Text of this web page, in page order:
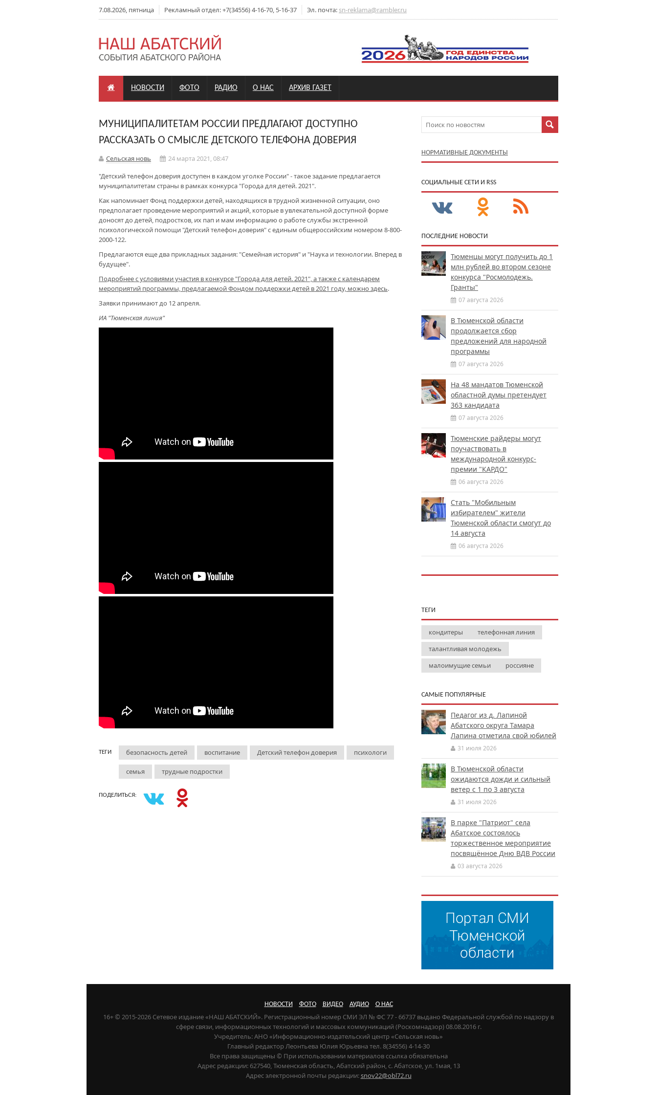
7.08.2026, пятница Рекламный отдел: +7(34556) 4-16-70, 5-16-37 Эл. почта: sn-reklama@rambler.ru
НОВОСТИ ФОТО РАДИО О НАС АРХИВ ГАЗЕТ
МУНИЦИПАЛИТЕТАМ РОССИИ ПРЕДЛАГАЮТ ДОСТУПНО
РАССКАЗАТЬ О СМЫСЛЕ ДЕТСКОГО ТЕЛЕФОНА ДОВЕРИЯ
Сельская новь
24 марта 2021, 08:47
"Детский телефон доверия доступен в каждом уголке России" - такое задание предлагается
муниципалитетам страны в рамках конкурса "Города для детей. 2021".
Как напоминает Фонд поддержки детей, находящихся в трудной жизненной ситуации, оно
предполагает проведение мероприятий и акций, которые в увлекательной доступной форме
доносят до детей, подростков, их пап и мам информацию о работе службы экстренной
психологической помощи "Детский телефон доверия" с единым общероссийским номером 8-800-
2000-122.
Предлагаются еще два прикладных задания: "Семейная история" и "Наука и технологии. Вперед в
будущее".
Подробнее с условиями участия в конкурсе "Города для детей. 2021", а также с календарем
мероприятий программы, предлагаемой Фондом поддержки детей в 2021 году, можно здесь.
Заявки принимают до 12 апреля.
ИА "Тюменская линия"
ТЕГИ безопасность детей воспитание Детский телефон доверия психологи
семья трудные подростки
ПОДЕЛИТЬСЯ:
НОРМАТИВНЫЕ ДОКУМЕНТЫ
CОЦИАЛЬНЫЕ СЕТИ И RSS
ПОСЛЕДНИЕ НОВОСТИ
Тюменцы могут получить до 1
млн рублей во втором сезоне
конкурса "Росмолодежь.
Гранты"
07 августа 2026
В Тюменской области
продолжается сбор
предложений для народной
программы
07 августа 2026
На 48 мандатов Тюменской
областной думы претендует
363 кандидата
07 августа 2026
Тюменские райдеры могут
поучаствовать в
международной конкурс-
премии "КАРДО"
06 августа 2026
Стать "Мобильным
избирателем" жители
Тюменской области смогут до
14 августа
06 августа 2026
ТЕГИ
кондитеры
телефонная линия
талантливая молодежь
малоимущие семьи
россияне
САМЫЕ ПОПУЛЯРНЫЕ
Педагог из д. Лапиной
Абатского округа Тамара
Лапина отметила свой юбилей
31 июля 2026
В Тюменской области
ожидаются дожди и сильный
ветер с 1 по 3 августа
31 июля 2026
В парке "Патриот" села
Абатское состоялось
торжественное мероприятие
посвящённое Дню ВДВ России
03 августа 2026
НОВОСТИ ФОТО ВИДЕО АУДИО О НАС
16+ © 2015-2026 Сетевое издание «НАШ АБАТСКИЙ». Регистрационный номер СМИ ЭЛ № ФС 77 - 66737 выдано Федеральной службой по надзору в
сфере связи, информационных технологий и массовых коммуникаций (Роскомнадзор) 08.08.2016 г.
Учредитель: АНО «Информационно-издательский центр «Сельская новь»
Главный редактор Леонтьева Юлия Юрьевна тел. 8(34556) 4-14-30
Все права защищены © При использовании материалов ссылка обязательна
Адрес редакции: 627540, Тюменская область, Абатский район, с. Абатское, ул. 1мая, 13
Адрес электронной почты редакции:snov22@obl72.ru